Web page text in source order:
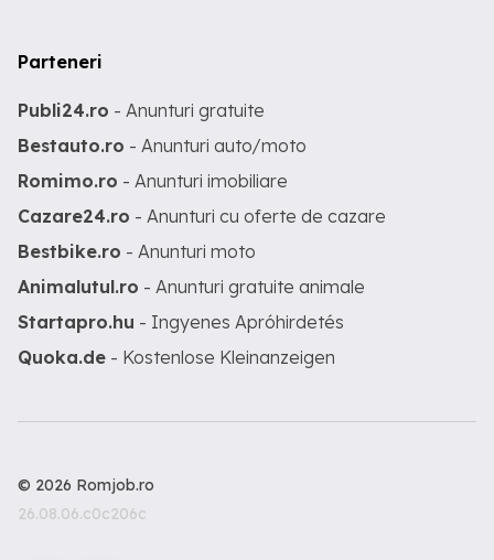
Parteneri
Publi24.ro - Anunturi gratuite
Bestauto.ro - Anunturi auto/moto
Romimo.ro - Anunturi imobiliare
Cazare24.ro - Anunturi cu oferte de cazare
Bestbike.ro - Anunturi moto
Animalutul.ro - Anunturi gratuite animale
Startapro.hu - Ingyenes Apróhirdetés
Quoka.de - Kostenlose Kleinanzeigen
© 2026 Romjob.ro
26.08.06.c0c206c